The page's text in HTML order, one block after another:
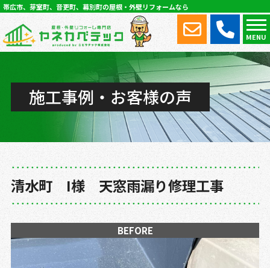
MENU
帯広市、芽室町、音更町、幕別町の屋根・外壁リフォームなら
施工事例・お客様の声
清水町 I様 天窓雨漏り修理工事
BEFORE